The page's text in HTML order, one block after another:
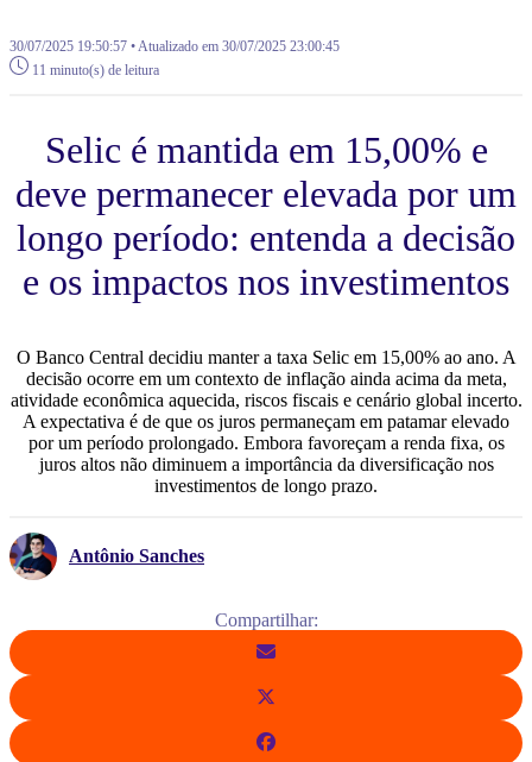
30/07/2025 19:50:57 • Atualizado em 30/07/2025 23:00:45
11 minuto(s) de leitura
Selic é mantida em 15,00% e
deve permanecer elevada por um
longo período: entenda a decisão
e os impactos nos investimentos
O Banco Central decidiu manter a taxa Selic em 15,00% ao ano. A
decisão ocorre em um contexto de inflação ainda acima da meta,
atividade econômica aquecida, riscos fiscais e cenário global incerto.
A expectativa é de que os juros permaneçam em patamar elevado
por um período prolongado. Embora favoreçam a renda fixa, os
juros altos não diminuem a importância da diversificação nos
investimentos de longo prazo.
Antônio Sanches
Compartilhar: